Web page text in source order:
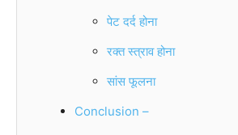
पेट दर्द होना
रक्त स्त्राव होना
सांस फूलना
Conclusion –